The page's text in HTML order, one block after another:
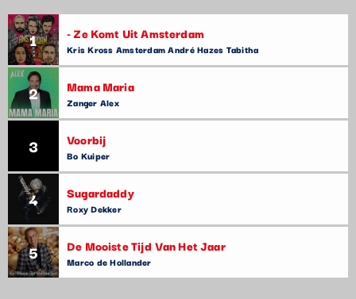
1 - Ze Komt Uit Amsterdam
Kris Kross Amsterdam André Hazes Tabitha
2 Mama Maria
Zanger Alex
3 Voorbij
Bo Kuiper
4 Sugardaddy
Roxy Dekker
5 De Mooiste Tijd Van Het Jaar
Marco de Hollander